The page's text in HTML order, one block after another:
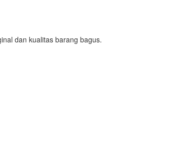
dan kualitas barang bagus.